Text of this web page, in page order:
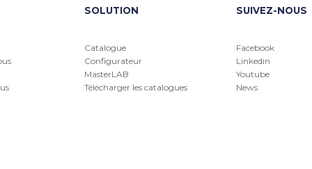
SOLUTION
Catalogue
Configurateur
MasterLAB
Télécharger les catalogues
SUIVEZ-NOUS
Facebook
Linkedin
Youtube
News